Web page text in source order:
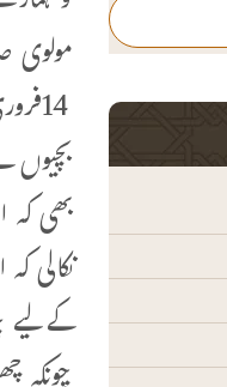
بھی
نکالی
کے لیے